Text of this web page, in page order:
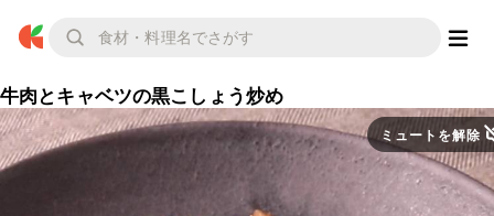
牛肉とキャベツの黒こしょう炒め
ミュートを解除